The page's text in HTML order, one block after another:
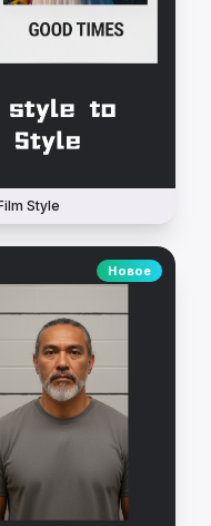
Style
Новое